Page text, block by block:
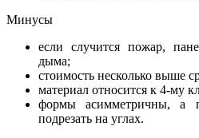
Минусы
если случится пожар,
дыма;
стоимость несколько выше
материал относится к 4-му
формы асимметричны, а
подрезать на углах.